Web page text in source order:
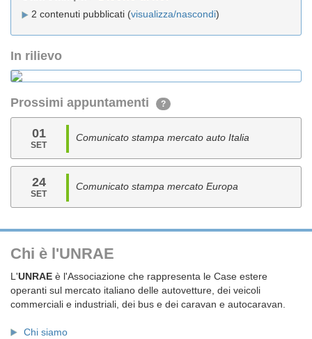
2 contenuti pubblicati (visualizza/nascondi)
In rilievo
Prossimi appuntamenti ?
01
SET
Comunicato stampa mercato auto Italia
24
SET
Comunicato stampa mercato Europa
Chi è l'UNRAE
L'UNRAE è l'Associazione che rappresenta le Case estere
operanti sul mercato italiano delle autovetture, dei veicoli
commerciali e industriali, dei bus e dei caravan e autocaravan.
Chi siamo